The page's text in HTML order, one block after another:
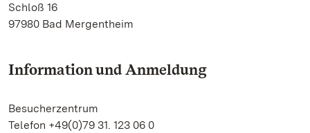
Schloß 16
97980 Bad Mergentheim
Information und Anmeldung
Besucherzentrum
Telefon +49(0)79 31. 123 06 0